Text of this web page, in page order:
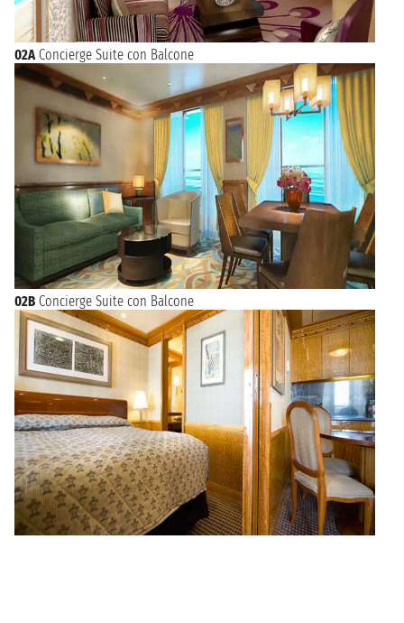
02A Concierge Suite con Balcone
02B Concierge Suite con Balcone